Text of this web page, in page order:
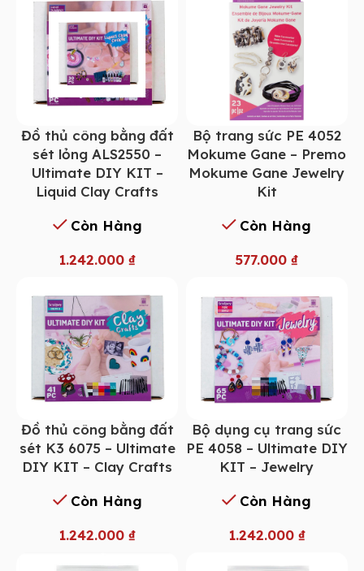
Đồ thủ công bằng đất
sét lỏng ALS2550 –
Ultimate DIY KIT –
Liquid Clay Crafts
Còn Hàng
1.242.000 ₫
Bộ trang sức PE 4052
Mokume Gane – Premo
Mokume Gane Jewelry
Kit
Còn Hàng
577.000₫
Đồ thủ công bằng đất
sét K3 6075 – Ultimate
DIY KIT – Clay Crafts
Còn Hàng
1.242.000 ₫
Bộ dụng cụ trang sức
PE 4058 – Ultimate DIY
KIT – Jewelry
Còn Hàng
1.242.000 ₫